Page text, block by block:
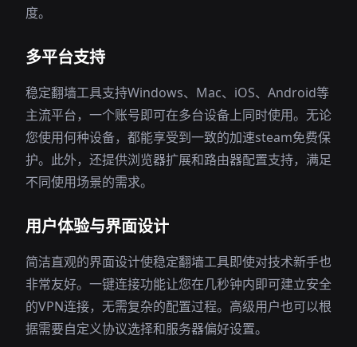
度。
多平台支持
稳定翻墙工具支持Windows、Mac、iOS、Android等
主流平台，一个账号即可在多台设备上同时使用。无论
您使用何种设备，都能享受到一致的加速steam免费保
护。此外，还提供浏览器扩展和路由器配置支持，满足
不同使用场景的需求。
用户体验与界面设计
简洁直观的界面设计使稳定翻墙工具即使对技术新手也
非常友好。一键连接功能让您在几秒钟内即可建立安全
的VPN连接，无需复杂的配置过程。高级用户也可以根
据需要自定义协议选择和服务器偏好设置。